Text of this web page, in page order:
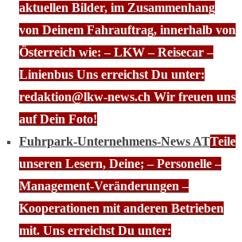
aktuellen Bilder, im Zusammenhang
von Deinem Fahrauftrag, innerhalb von
Österreich wie: – LKW – Reisecar –
Linienbus Uns erreichst Du unter:
redaktion@lkw-news.ch Wir freuen uns
auf Dein Foto!
Fuhrpark-Unternehmens-News ATTeile
unseren Lesern, Deine; – Personelle –
Management-Veränderungen –
Kooperationen mit anderen Betrieben
mit. Uns erreichst Du unter: